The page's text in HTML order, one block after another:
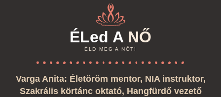
ÉLed A NŐ
ÉLD MEG A NŐT!
Varga Anita: Életöröm mentor, NIA instruktor,
Szakrális körtánc oktató, Hangfürdő vezető